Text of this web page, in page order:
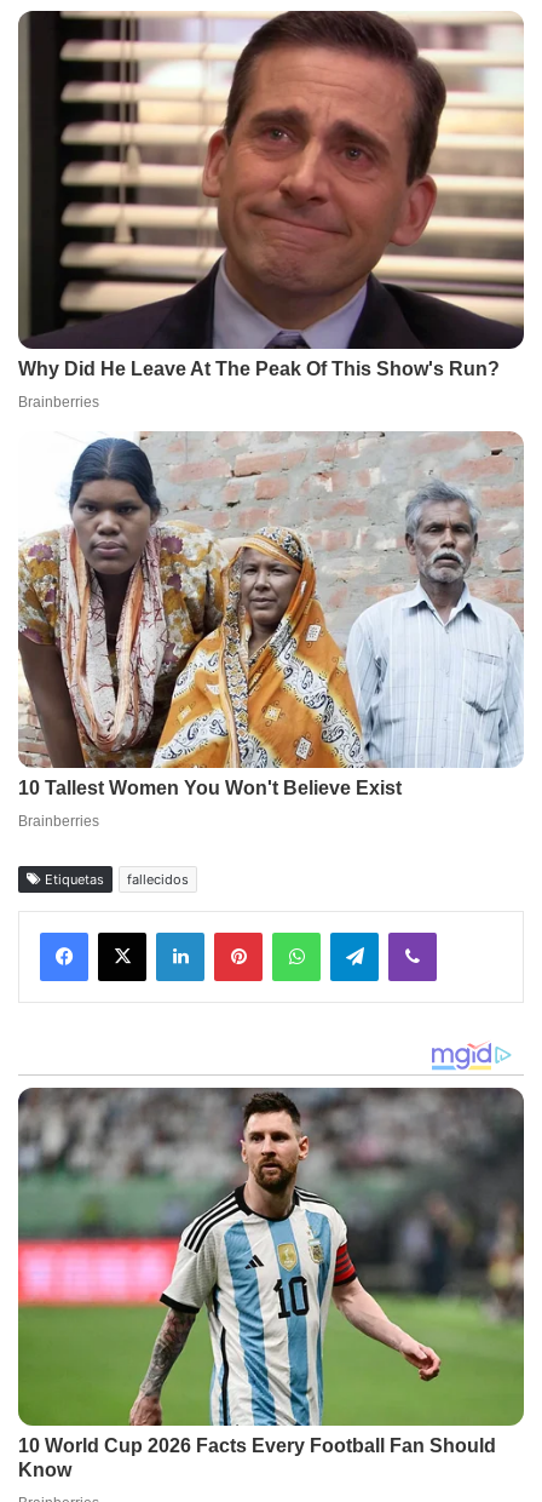
Etiquetas fallecidos
Facebook
X LinkedInPinterestWhatsAppTelegramViber